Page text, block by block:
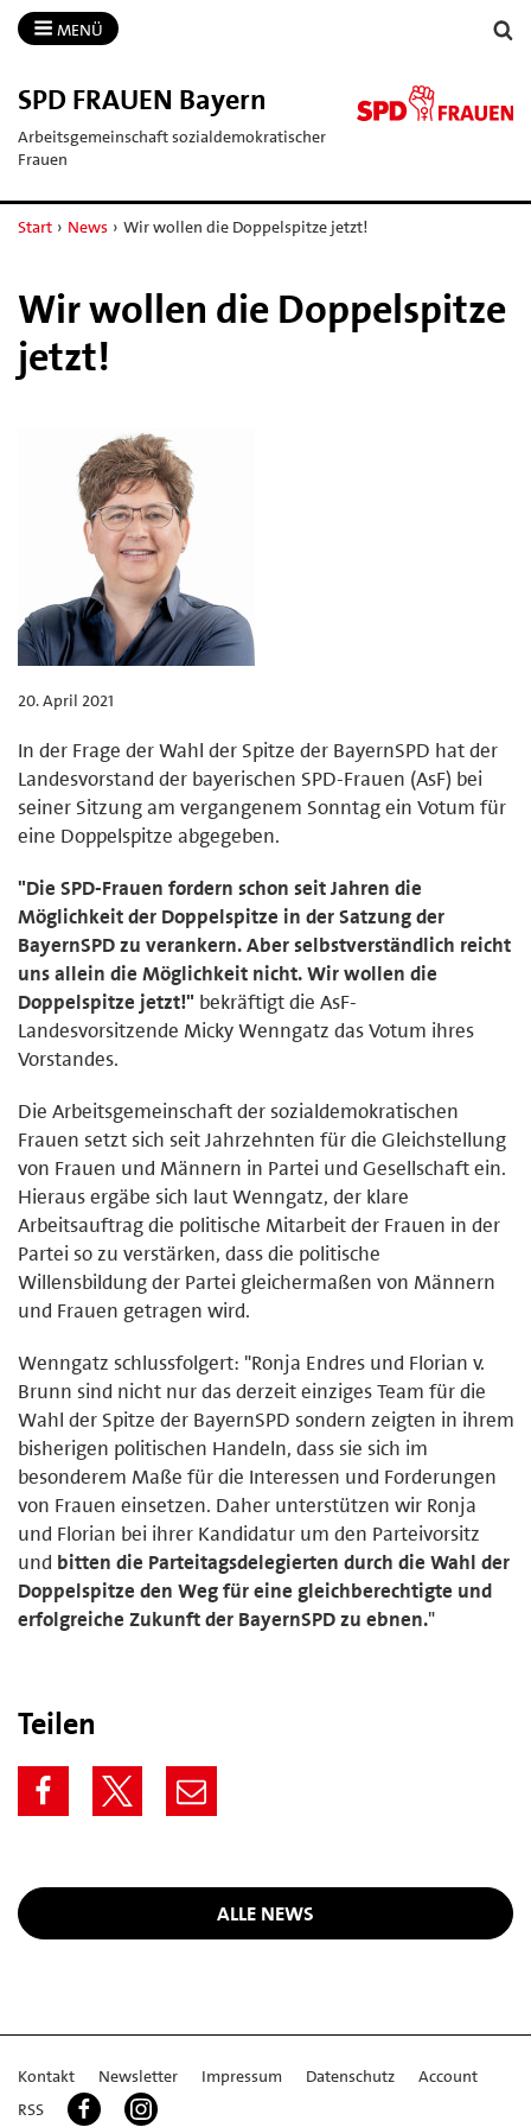
MENÜ
SPD FRAUEN Bayern
Arbeitsgemeinschaft sozialdemokratischer
Frauen
Start › News › Wir wollen die Doppelspitze jetzt!
Wir wollen die Doppelspitze
jetzt!
20. April 2021
In der Frage der Wahl der Spitze der BayernSPD hat der
Landesvorstand der bayerischen SPD-Frauen (AsF) bei
seiner Sitzung am vergangenem Sonntag ein Votum für
eine Doppelspitze abgegeben.
"Die SPD-Frauen fordern schon seit Jahren die
Möglichkeit der Doppelspitze in der Satzung der
BayernSPD zu verankern. Aber selbstverständlich reicht
uns allein die Möglichkeit nicht. Wir wollen die
Doppelspitze jetzt!" bekräftigt die AsF-
Landesvorsitzende Micky Wenngatz das Votum ihres
Vorstandes.
Die Arbeitsgemeinschaft der sozialdemokratischen
Frauen setzt sich seit Jahrzehnten für die Gleichstellung
von Frauen und Männern in Partei und Gesellschaft ein.
Hieraus ergäbe sich laut Wenngatz, der klare
Arbeitsauftrag die politische Mitarbeit der Frauen in der
Partei so zu verstärken, dass die politische
Willensbildung der Partei gleichermaßen von Männern
und Frauen getragen wird.
Wenngatz schlussfolgert: "Ronja Endres und Florian v.
Brunn sind nicht nur das derzeit einziges Team für die
Wahl der Spitze der BayernSPD sondern zeigten in ihrem
bisherigen politischen Handeln, dass sie sich im
besonderem Maße für die Interessen und Forderungen
von Frauen einsetzen. Daher unterstützen wir Ronja
und Florian bei ihrer Kandidatur um den Parteivorsitz
und bitten die Parteitagsdelegierten durch die Wahl der
Doppelspitze den Weg für eine gleichberechtigte und
erfolgreiche Zukunft der BayernSPD zu ebnen."
Teilen
ALLE NEWS
Kontakt Newsletter Impressum Datenschutz
Account
RSS